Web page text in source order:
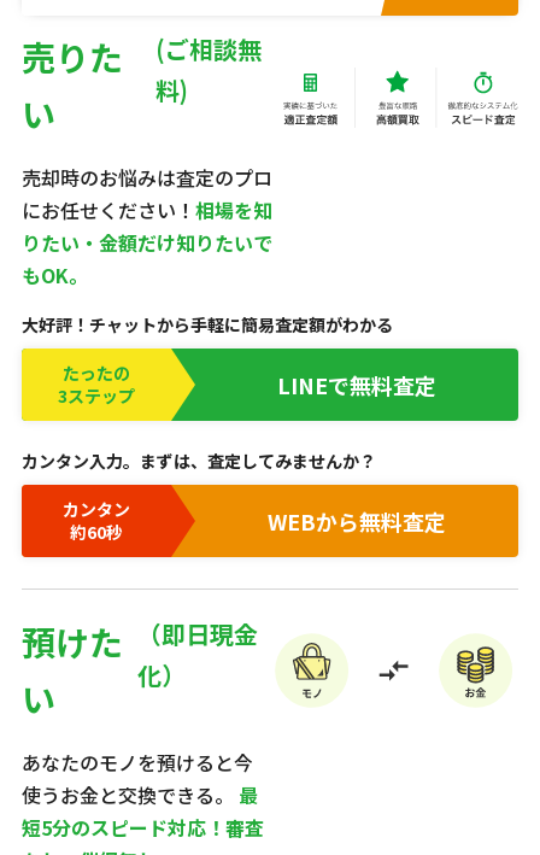
売りた
い
売却時のお悩みは査定のプロ
にお任せください！ 相場を知
りたい・金額だけ知りたいで
もOK。
大好評！チャットから手軽に簡易査定額がわかる
たったの
3ステップ
LINEで無料査定
カンタン入力。まずは、査定してみませんか？
カンタン
約60秒
WEBから無料査定
預けた
い
あなたのモノを預けると今
使うお金と交換できる。 最
短5分のスピード対応！審査